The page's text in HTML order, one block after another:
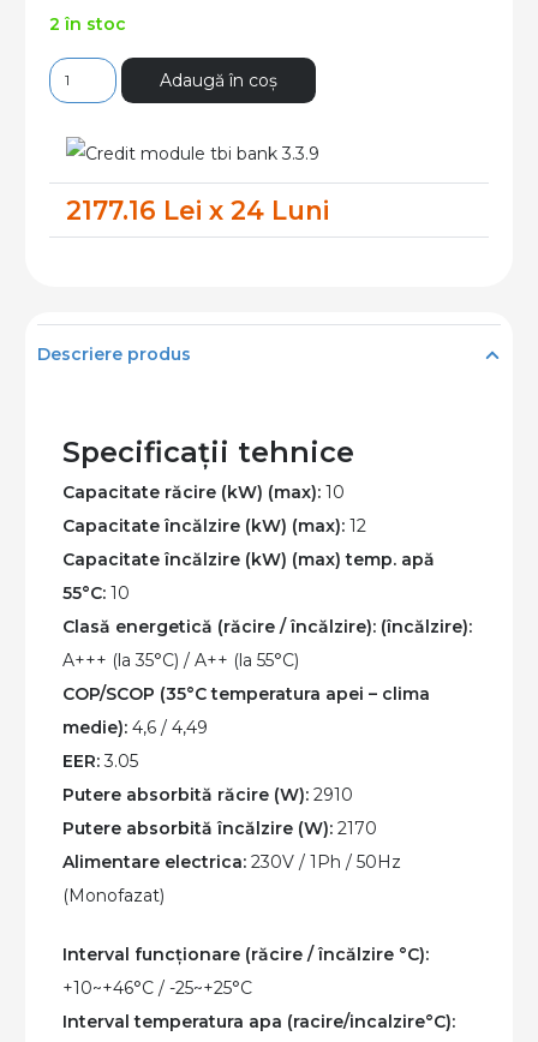
2 în stoc
Cantitate
Pompa
de
aer-
apa
tip
Adaugă în coș
2177.16 Lei x 24 Luni
Descriere produs
Specificații tehnice
Capacitate răcire (kW) (max): 10
Capacitate încălzire (kW) (max): 12
Capacitate încălzire (kW) (max) temp. apă
55°C: 10
Clasă energetică (răcire / încălzire): (încălzire):
A+++ (la 35°C) / A++ (la 55°C)
COP/SCOP (35°C temperatura apei – clima
medie): 4,6 / 4,49
EER:3.05
Putere absorbită răcire (W): 2910
Putere absorbită încălzire (W): 2170
Alimentare electrica: 230V / 1Ph / 50Hz
(Monofazat)
Interval funcționare (răcire / încălzire °C):
+10~+46°C / -25~+25°C
Interval temperatura apa (racire/incalzire°C):